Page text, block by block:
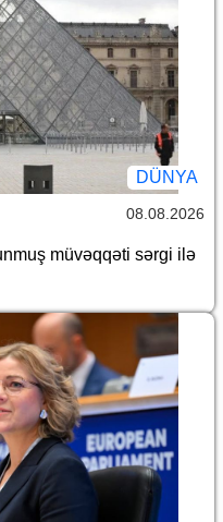
DÜNYA
08.08.2026
müvəqqəti sərgi ilə